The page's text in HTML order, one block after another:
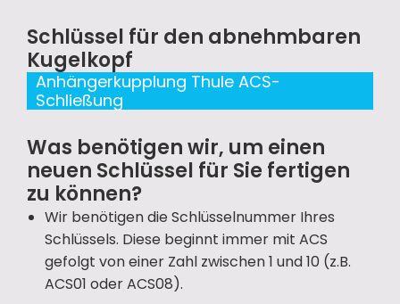
Schlüssel für den abnehmbaren
Kugelkopf
Anhängerkupplung Thule ACS-
Schließung
Was benötigen wir, um einen
neuen Schlüssel für Sie fertigen
zu können?
Wir benötigen die Schlüsselnummer Ihres
Schlüssels. Diese beginnt immer mit ACS
gefolgt von einer Zahl zwischen 1 und 10 (z.B.
ACS01 oder ACS08).